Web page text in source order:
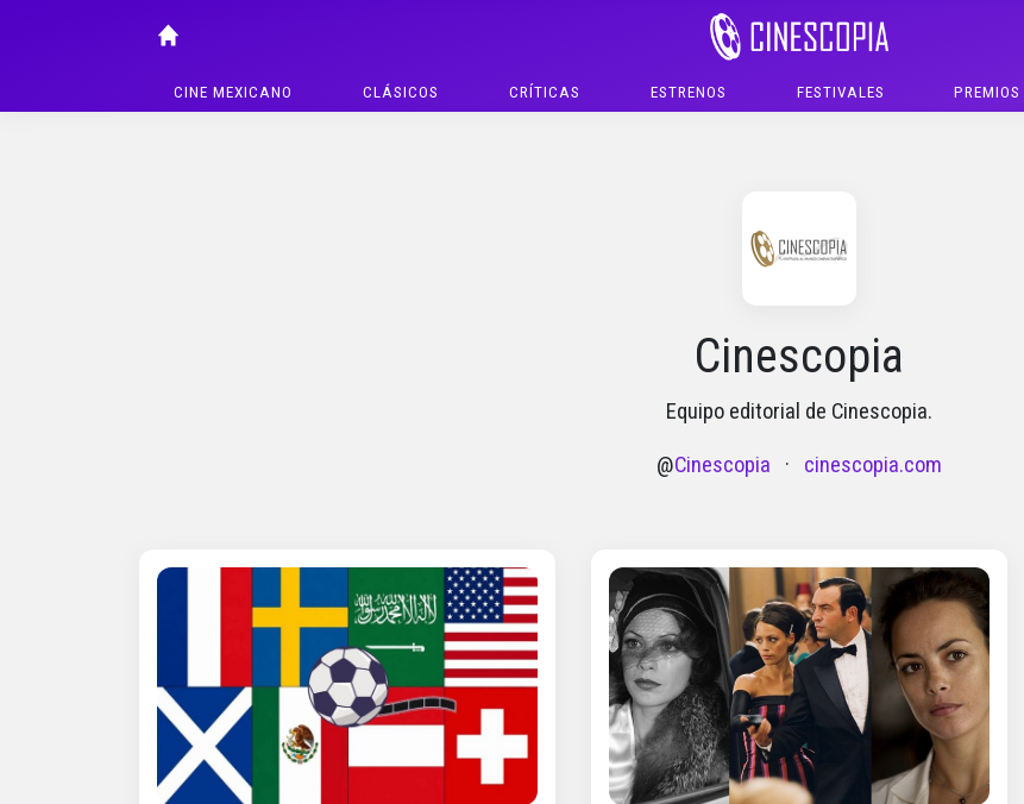
CINE MEXICANO CLÁSICOS CRÍTICAS ESTRENOS FESTIVALES PREMIOS
Cinescopia
Equipo editorial de Cinescopia.
@Cinescopia · cinescopia.com